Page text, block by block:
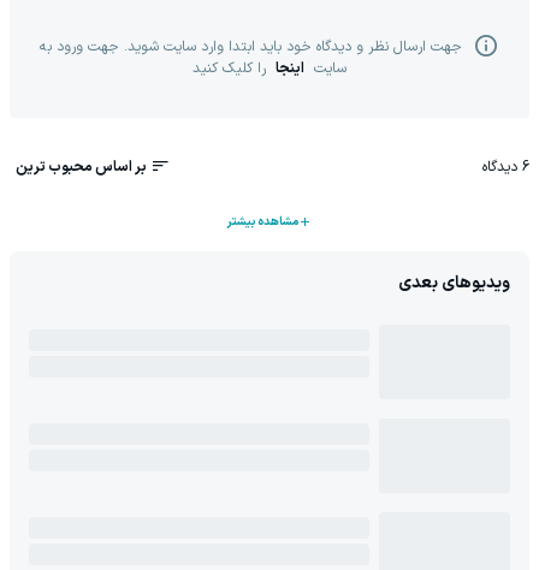
جهت ارسال نظر و دیدگاه خود باید ابتدا وارد سایت شوید. جهت ورود به
سایت اینجا را کلیک کنید
6 دیدگاه بر اساس محبوب ترین
مشاهده بیشتر
ویدیوهای بعدی